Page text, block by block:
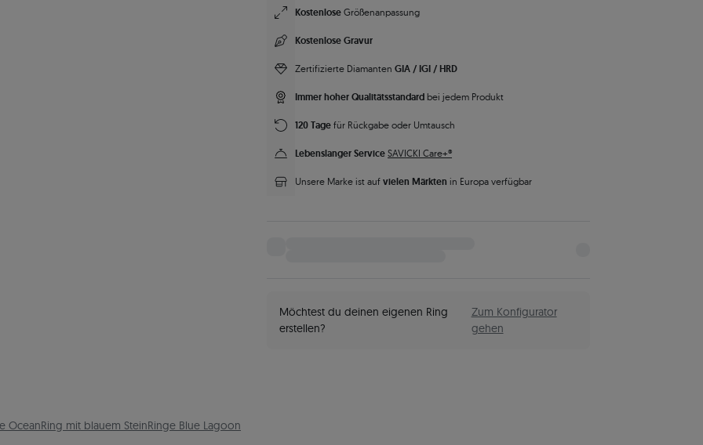
Kostenlose Größenanpassung
Kostenlose Gravur
Zertifizierte Diamanten GIA / IGI / HRD
Immer hoher Qualitätsstandard bei jedem Produkt
120 Tage für Rückgabe oder Umtausch
Lebenslanger Service SAVICKI Care+®
Unsere Marke ist auf vielen Märkten in Europa verfügbar
Möchtest du deinen eigenen Ring
erstellen?
Zum Konfigurator
gehen
OceanRing mit blauem SteinRinge Blue Lagoon